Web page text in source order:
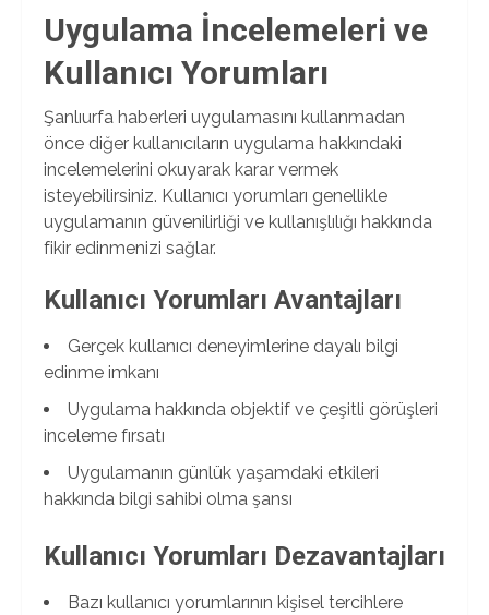
Uygulama İncelemeleri ve
Kullanıcı Yorumları
Şanlıurfa haberleri uygulamasını kullanmadan
önce diğer kullanıcıların uygulama hakkındaki
incelemelerini okuyarak karar vermek
isteyebilirsiniz. Kullanıcı yorumları genellikle
uygulamanın güvenilirliği ve kullanışlılığı hakkında
fikir edinmenizi sağlar.
Kullanıcı Yorumları Avantajları
Gerçek kullanıcı deneyimlerine dayalı bilgi
edinme imkanı
Uygulama hakkında objektif ve çeşitli görüşleri
inceleme fırsatı
Uygulamanın günlük yaşamdaki etkileri
hakkında bilgi sahibi olma şansı
Kullanıcı Yorumları Dezavantajları
Bazı kullanıcı yorumlarının kişisel tercihlere